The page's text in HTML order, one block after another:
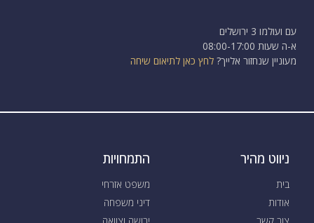
עם ועולמו 3 ירושלים
א-ה שעות 08:00-17:00
מעוניין שנחזור אלייך? לחץ כאן לתיאום שיחה
ניווט מהיר
בית
אודות
צור קשר
התמחויות
משפט אזרחי
דיני משפחה
ירושה וצוואה